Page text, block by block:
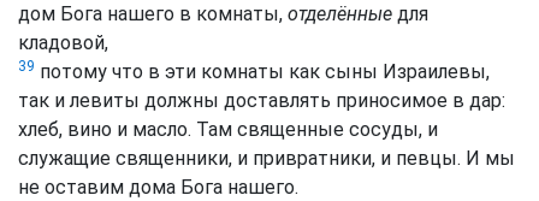
дом Бога нашего в комнаты, отделённые для
кладовой,
39 потому что в эти комнаты как сыны Израилевы,
так и левиты должны доставлять приносимое в дар:
хлеб, вино и масло. Там священные сосуды, и
служащие священники, и привратники, и певцы. И мы
не оставим дома Бога нашего.